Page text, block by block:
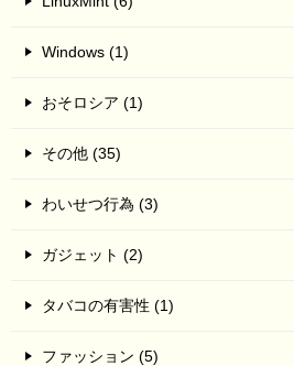
Windows (1)
おそロシア (1)
その他 (35)
わいせつ行為 (3)
ガジェット (2)
タバコの有害性 (1)
ファッション (5)